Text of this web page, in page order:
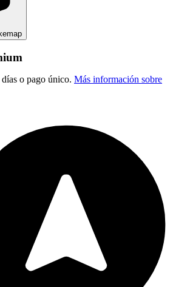
o pago único. Más información sobre